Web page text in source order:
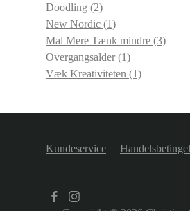
Doodling (2)
New Nordic (1)
Mal Mere Tænk mindre (3)
Overgangsalder(1)
Væk Kreativiteten (1)
Kundeservice